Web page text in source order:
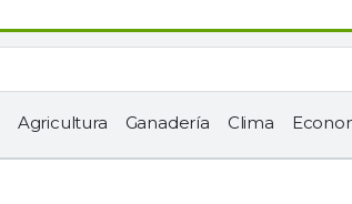
Agricultura Ganadería Clima